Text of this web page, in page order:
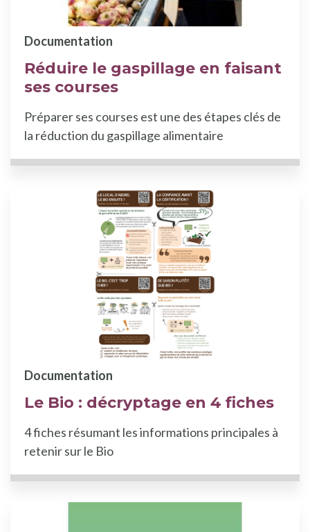
Réduire le gaspillage en faisant
ses courses
Documentation
Préparer ses courses est une des étapes clés de
la réduction du gaspillage alimentaire
Le Bio : décryptage en 4 fiches
Documentation
4 fiches résumant les informations principales à
retenir sur le Bio